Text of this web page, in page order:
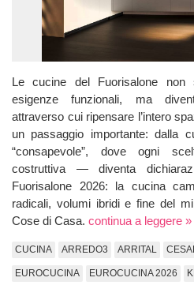
Le cucine del Fuorisalone
esigenze funzionali, ma
attraverso cui ripensare l’intero
un passaggio importante: dalla
“consapevole”, dove ogni
costruttiva — diventa
Fuorisalone 2026: la cucina
radicali, volumi ibridi e fine del
Cose di Casa. continua a leggere »
CUCINA ARREDO3 ARRITAL
EUROCUCINA EUROCUCINA 2026